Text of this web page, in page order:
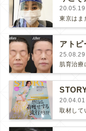
20.05.19
アトピ
25.08.29
20.04.01